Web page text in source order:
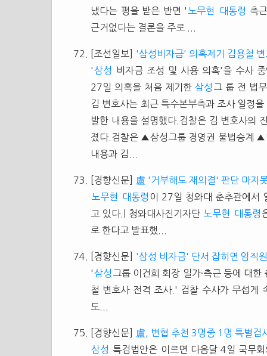
냈다는 평을 받은 반면 ' 노무현 대통령 측
근거없다는 결론을 주로 ...
[조선일보]
'삼성비자금' 의혹제기 김용철
'삼성
비자금 조성 및 사용 의혹'을 수사
27일 의혹을 처음 제기한 삼성 그 룹 전 법
김 변호사는 최근 특수본부측과 조사 일정
발한 내용을 설명했다.검찰은 김 변호사의
졌다.검찰은 ▲삼성그룹 경영권 불법승계
내용과 김...
[경향신문]
盧 '거부해도 재의결' 판단 마지
노무현
대통령 이 27일 청와대 춘추관에서
고 있다.| 청와대사진기자단 노무현 대통령
로 한다고 발표했...
[경향신문]
'삼성 비자금' 단서 잡히면 임직
'삼성 그룹 이건희 회장 일가·측근 등에 대
철 변호사 전격 조사.' 검찰 수사가 무섭게
도...
[경향신문]
盧, 변협 추천 3명중 1명 특별
삼성 특검법안은 이르면 다음달 4일 국무